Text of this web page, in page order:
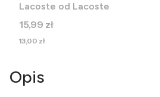
Lacoste od Lacoste
Cena
15,99 zł
Cena
13,00 zł
Opis